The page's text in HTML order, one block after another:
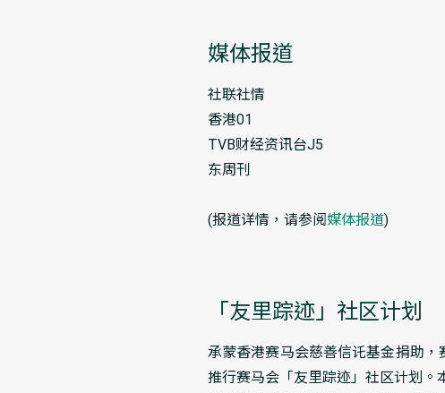
媒体报道
社联社情
香港01
TVB财经资讯台J5
东周刊
(报道详情，请参阅媒体报道)
「友里踪迹」社区计划
承蒙香港赛马会慈善信讬基金捐助
推行赛马会「友里踪迹」社区计划。